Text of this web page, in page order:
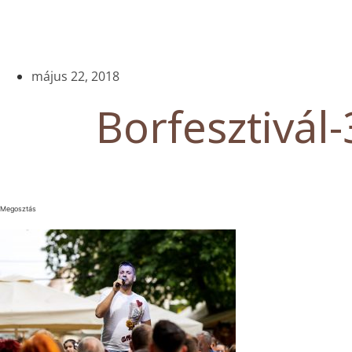
május 22, 2018
Megosztás